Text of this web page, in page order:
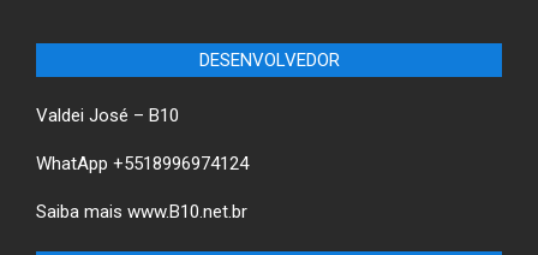
DESENVOLVEDOR
Valdei José – B10
WhatApp +5518996974124
Saiba mais www.B10.net.br